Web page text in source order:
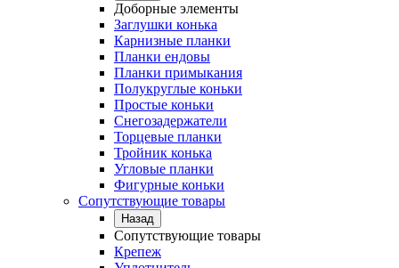
Доборные элементы
Заглушки конька
Карнизные планки
Планки ендовы
Планки примыкания
Полукруглые коньки
Простые коньки
Снегозадержатели
Торцевые планки
Тройник конька
Угловые планки
Фигурные коньки
Сопутствующие товары
Назад
Сопутствующие товары
Крепеж